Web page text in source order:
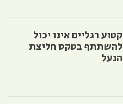
קטוע רגליים אינו יכול
להשתתף בטקס חליצת
הנעל